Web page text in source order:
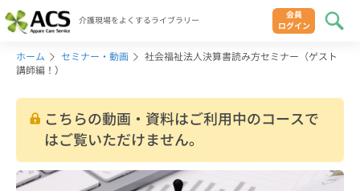
介護現場をよくするライブラリー
会員
ログイン
ホーム セミナー・動画
社会福祉法人決算書読み方セミナー（ゲスト
講師編！）
こちらの動画・資料はご利用中のコースで
はご覧いただけません。